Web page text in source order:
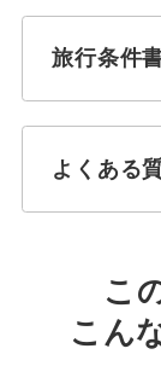
旅行条件
よくある
こ
こん